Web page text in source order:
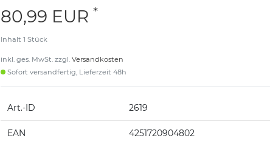
80,99 EUR *
Inhalt 1 Stück
inkl. ges. MwSt. zzgl. Versandkosten
Sofort versandfertig, Lieferzeit 48h
Art.-ID 2619
EAN 4251720904802